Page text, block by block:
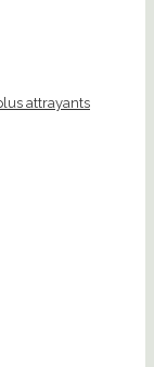
attrayants